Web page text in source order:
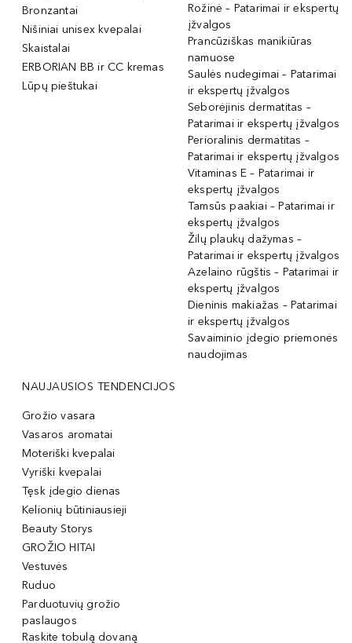
Bronzantai
Nišiniai unisex kvepalai
Skaistalai
ERBORIAN BB ir CC kremas
Lūpų pieštukai
Rožinė – Patarimai ir ekspertų
įžvalgos
Prancūziškas manikiūras
namuose
Saulės nudegimai – Patarimai
ir ekspertų įžvalgos
Seborėjinis dermatitas –
Patarimai ir ekspertų įžvalgos
Perioralinis dermatitas –
Patarimai ir ekspertų įžvalgos
Vitaminas E – Patarimai ir
ekspertų įžvalgos
Tamsūs paakiai – Patarimai ir
ekspertų įžvalgos
Žilų plaukų dažymas –
Patarimai ir ekspertų įžvalgos
Azelaino rūgštis – Patarimai ir
ekspertų įžvalgos
Dieninis makiažas – Patarimai
ir ekspertų įžvalgos
Savaiminio įdegio priemonės
naudojimas
NAUJAUSIOS TENDENCIJOS
Grožio vasara
Vasaros aromatai
Moteriški kvepalai
Vyriški kvepalai
Tęsk įdegio dienas
Kelionių būtiniausieji
Beauty Storys
GROŽIO HITAI
Vestuvės
Ruduo
Parduotuvių grožio
paslaugos
Raskite tobulą dovaną